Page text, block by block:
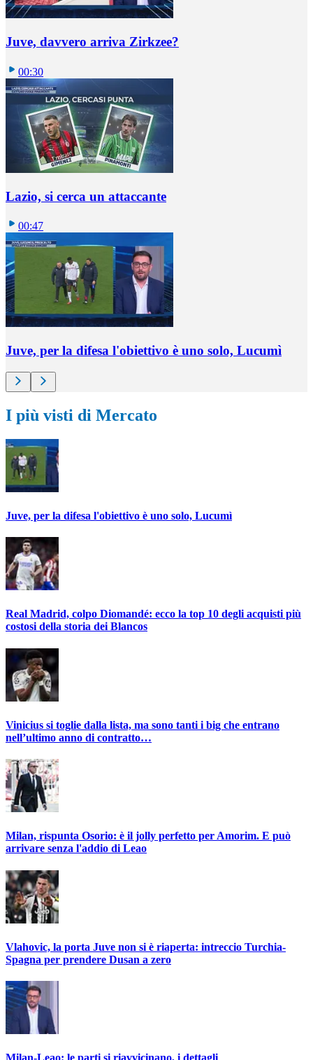
Juve, davvero arriva Zirkzee?
00:30
Lazio, si cerca un attaccante
00:47
Juve, per la difesa l'obiettivo è uno solo, Lucumì
I più visti di Mercato
Juve, per la difesa l'obiettivo è uno solo, Lucumì
Real Madrid, colpo Diomandé: ecco la top 10 degli acquisti più
costosi della storia dei Blancos
Vinicius si toglie dalla lista, ma sono tanti i big che entrano
nell’ultimo anno di contratto…
Milan, rispunta Osorio: è il jolly perfetto per Amorim. E può
arrivare senza l'addio di Leao
Vlahovic, la porta Juve non si è riaperta: intreccio Turchia-
Spagna per prendere Dusan a zero